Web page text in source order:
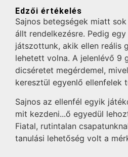
Edzői értékelés
Sajnos betegségek miatt
állt rendelkezésre. Pedig
játszottunk, akik ellen reális
lehetett volna. A jelenlévő 9
dicséretet megérdemel,
keresztül egyenlő ellenfelek
Sajnos az ellenfél egyik
mit kezdeni...ő egyedül
Fiatal, rutintalan
tanulási lehetőség volt a